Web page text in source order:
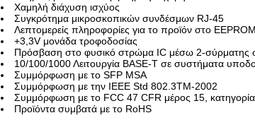
Χαμηλή διάχυση ισχύος
Συγκρότημα μικροσκοπικών συνδέσμων RJ-45
Λεπτομερείς πληροφορίες για το προϊόν στο EEPROM
+3,3V μονάδα τροφοδοσίας
Πρόσβαση στο φυσικό στρώμα IC μέσω 2-σύρματης
10/100/1000 Λειτουργία BASE-T σε συστήματα
Συμμόρφωση με το SFP MSA
Συμμόρφωση με την IEEE Std 802.3TM-2002
Συμμόρφωση με το FCC 47 CFR μέρος 15,
Προϊόντα συμβατά με το RoHS